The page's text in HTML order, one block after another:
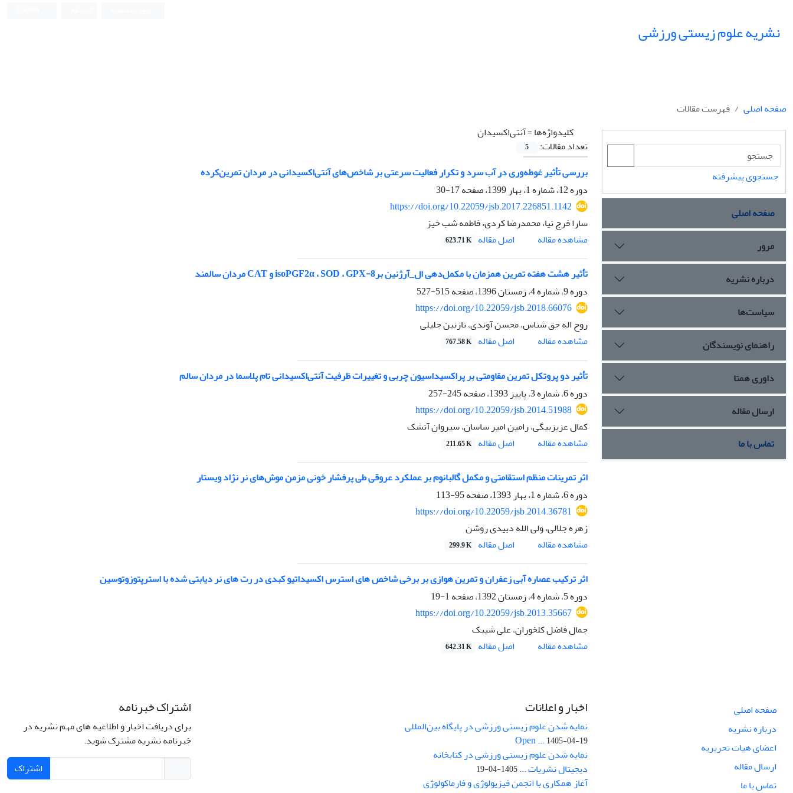
نشریه علوم زیستی ورزشی
صفحه اصلی
فهرست مقالات
کلیدواژه‌ها =آنتی‌اکسیدان
تعداد مقالات:
5
بررسی تأثیر غوطه‌وری در آب سرد و تکرار فعالیت سرعتی بر شاخص‌های آنتی‌اکسیدانی در مردان تمرین‌کرده
دوره 12، شماره 1، بهار 1399، صفحه
17-30
https://doi.org/10.22059/jsb.2017.226851.1142
سارا فرج نیا، محمدرضا کردی، فاطمه شب خیز
مشاهده مقاله
اصل مقاله 623.71 K
تأثیر هشت هفته تمرین همزمان با مکمل‌دهی ال_آرژنین بر8-isoPGF2α ، SOD ، GPX و CAT مردان سالمند
دوره 9، شماره 4، زمستان 1396، صفحه
515-527
https://doi.org/10.22059/jsb.2018.66076
روح اله حق شناس، محسن آوندی، نازنین جلیلی
مشاهده مقاله
اصل مقاله 767.58 K
تأثیر دو پروتکل تمرین مقاومتی بر پراکسیداسیون چربی و تغییرات ظرفیت آنتی‌اکسیدانی تام پلاسما در مردان سالم
دوره 6، شماره 3، پاییز 1393، صفحه
245-257
https://doi.org/10.22059/jsb.2014.51988
کمال عزیزبیگی، رامین امیر ساسان، سیروان آتشک
مشاهده مقاله
اصل مقاله 211.65 K
اثر تمرینات منظم استقامتی و مکمل گالبانوم بر عملکرد عروقی طی پرفشار خونی مزمن موش‌های نر نژاد ویستار
دوره 6، شماره 1، بهار 1393، صفحه
95-113
https://doi.org/10.22059/jsb.2014.36781
زهره جلالی، ولی الله دبیدی روشن
مشاهده مقاله
اصل مقاله 299.9 K
اثر ترکیب عصاره آبی زعفران و تمرین هوازی بر برخی شاخص های استرس اکسیداتیو کبدی در رت های نر دیابتی شده با استرپتوزوتوسین
دوره 5، شماره 4، زمستان 1392، صفحه
1-19
https://doi.org/10.22059/jsb.2013.35667
جمال فاضل کلخوران، علی شیبک
مشاهده مقاله
اصل مقاله 642.31 K
جستجوی پیشرفته
صفحه اصلی
مرور
درباره نشریه
سیاست‌ها
راهنمای نویسندگان
داوری همتا
ارسال مقاله
تماس با ما
صفحه اصلی
درباره نشریه
اعضای هیات تحریریه
ارسال مقاله
تماس با ما
اخبار و اعلانات
نمایه شدن علوم زیستی ورزشی در پایگاه بین‌المللی
Open ...1405-04-19
نمایه شدن علوم زیستی ورزشی در کتابخانه
دیجیتال نشریات ...1405-04-19
آغاز همکاری با انجمن فیزیولوژی و فارماکولوژی
اشتراک خبرنامه
برای دریافت اخبار و اطلاعیه های مهم نشریه در
خبرنامه نشریه مشترک شوید.
اشتراک